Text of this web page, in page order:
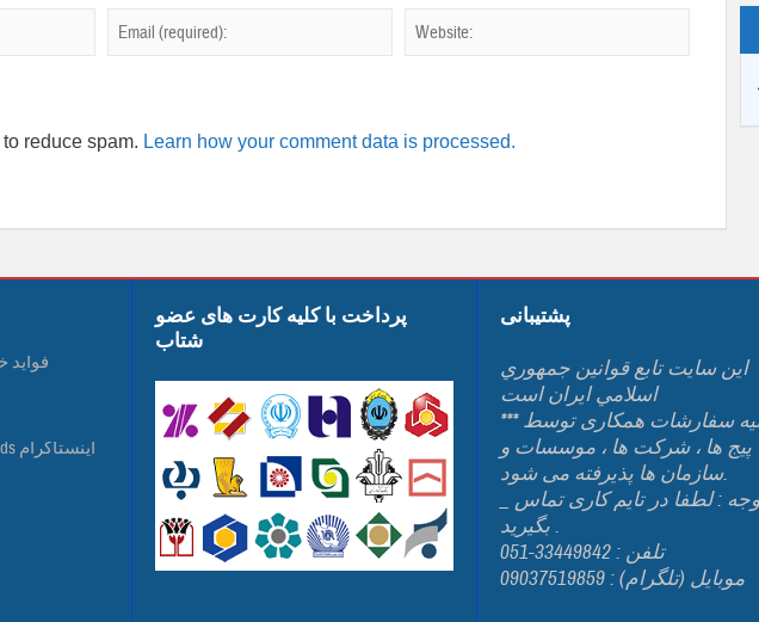
reduce spam. Learn how your comment data is processed.
فواید
Close Friends اینستاگرام
پرداخت با کلیه کارت های عضو
شتاب
پشتیبانی
اين سايت تابع قوانين جمهوري
اسلامي ايران است
*** کلیه سفارشات همکاری توسط
پیج ها ، شرکت ها ، موسسات و
سازمان ها پذیرفته می شود.
بگیرید .
تلفن : 33449842-051
موبایل (تلگرام) : 09037519859